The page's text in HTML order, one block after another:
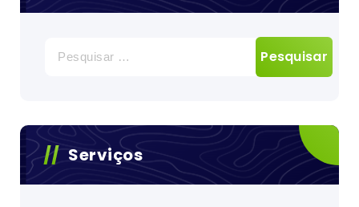
por:
Serviços